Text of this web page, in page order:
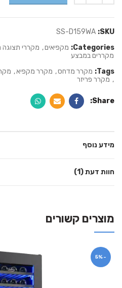
SKU:
SS-D159WA
Categories: מקפיאים, מקררי תצוגה
מקררים במבצע
Tags: מקרר מדחס, מקרר מקפיא,
, מקרר פריזר
Share
מידע נוסף
חוות דעת (1)
מוצרים קשורים
-5%